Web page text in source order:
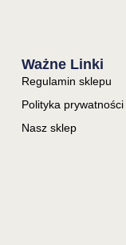
Ważne Linki
Regulamin sklepu
Polityka prywatności
Nasz sklep